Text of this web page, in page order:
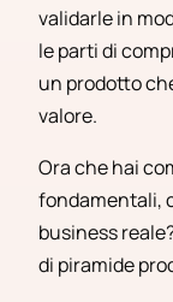
validarle in
le parti di
un prodotto
valore.
Ora che hai
fondamentali,
business
di piramide